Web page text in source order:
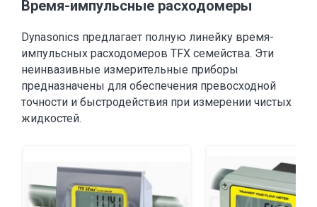
Время-импульсные расходомеры
Dynasonics предлагает полную линейку время-
импульсных расходомеров TFX семейства. Эти
неинвазивные измерительные приборы
предназначены для обеспечения превосходной
точности и быстродействия при измерении чистых
жидкостей.